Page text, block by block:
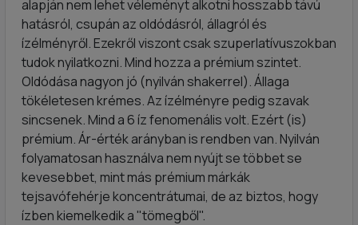
alapján nem lehet véleményt alkotni hosszabb távú
hatásról, csupán az oldódásról, állagról és
ízélményről. Ezekről viszont csak szuperlatívuszokban
tudok nyilatkozni. Mind hozza a prémium szintet.
Oldódása nagyon jó (nyilván shakerrel). Állaga
tökéletesen krémes. Az ízélményre pedig szavak
sincsenek. Mind a 6 íz fenomenális volt. Ezért (is)
prémium. Ár-érték arányban is rendben van. Nyilván
folyamatosan használva nem nyújt se többet se
kevesebbet, mint más prémium márkák
tejsavófehérje koncentrátumai, de az biztos, hogy
ízben kiemelkedik a "tömegből".